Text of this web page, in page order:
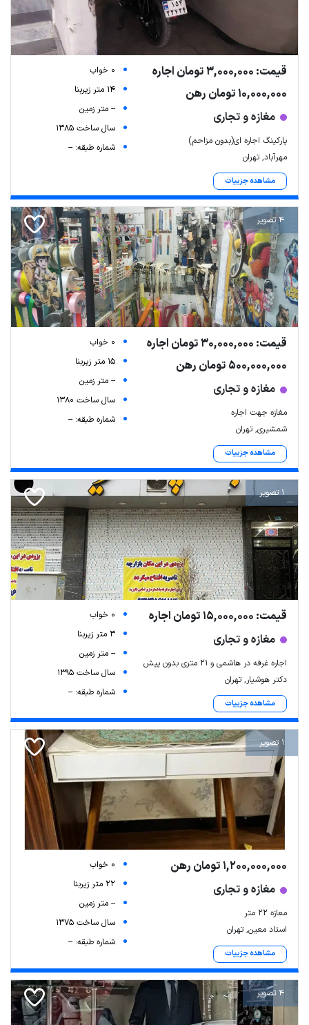
قیمت: 3,000,000 تومان اجاره
10,000,000 تومان رهن
مغازه و تجاری
پارکینگ اجاره ای(بدون مزاحم)
مهرآباد, تهران
مشاهده جزییات
0 خواب
14 متر زیربنا
-- متر زمین
سال ساخت 1385
شماره طبقه: --
4 تصویر
قیمت: 30,000,000 تومان اجاره
500,000,000 تومان رهن
مغازه و تجاری
مغازه جهت اجاره
شمشیری, تهران
مشاهده جزییات
0 خواب
15 متر زیربنا
-- متر زمین
سال ساخت 1380
شماره طبقه: --
1 تصویر
قیمت: 15,000,000 تومان اجاره
مغازه و تجاری
اجاره غرفه در هاشمی و ۲۱ متری بدون پیش
دکتر هوشیار, تهران
مشاهده جزییات
0 خواب
3 متر زیربنا
-- متر زمین
سال ساخت 1395
شماره طبقه: --
1 تصویر
1,200,000,000 تومان رهن
مغازه و تجاری
معازه ۲۲ متر
استاد معین, تهران
مشاهده جزییات
0 خواب
22 متر زیربنا
-- متر زمین
سال ساخت 1375
شماره طبقه: --
4 تصویر